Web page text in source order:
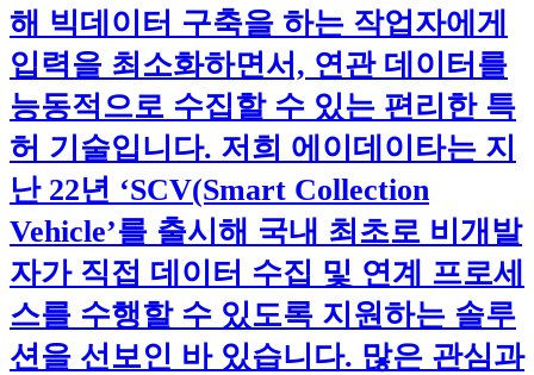
해 빅데이터 구축을 하는 작업자에게
입력을 최소화하면서, 연관 데이터를
능동적으로 수집할 수 있는 편리한 특
허 기술입니다. 저희 에이데이타는 지
난 22년 ‘SCV(Smart Collection
Vehicle’를 출시해 국내 최초로 비개발
자가 직접 데이터 수집 및 연계 프로세
스를 수행할 수 있도록 지원하는 솔루
션을 선보인 바 있습니다. 많은 관심과